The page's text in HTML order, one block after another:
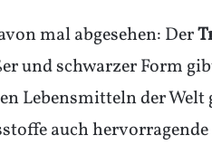
mal abgesehen: Der
und schwarzer Form
Lebensmitteln der
auch